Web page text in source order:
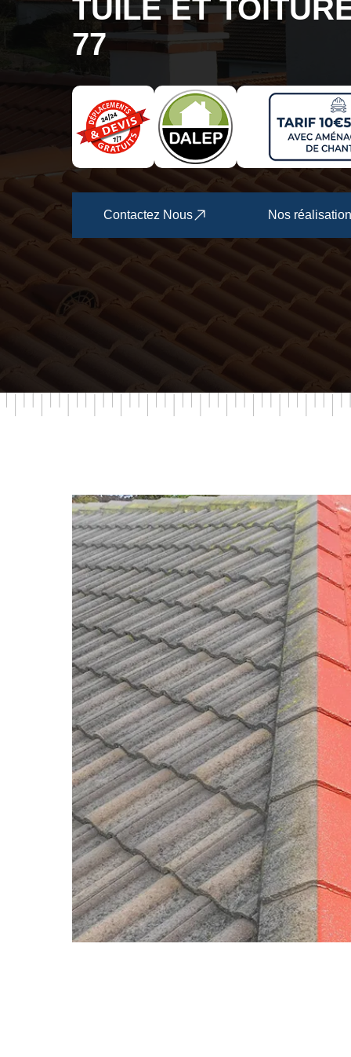
TUILE ET
77
Contactez Nous Nos